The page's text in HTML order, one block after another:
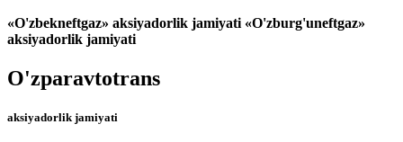
«O'zbekneftgaz» aksiyadorlik jamiyati «O'zburg'uneftgaz»
aksiyadorlik jamiyati
O'zparavtotrans
aksiyadorlik jamiyati